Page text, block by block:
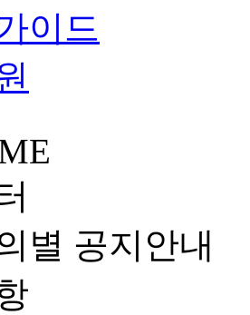
이드
별 공지안내